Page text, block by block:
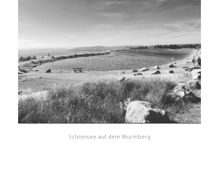
Schneisee auf dem Wurmberg